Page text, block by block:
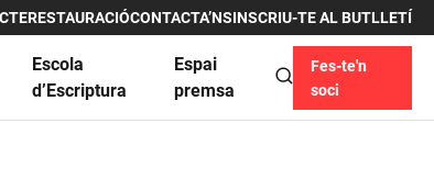
RESTAURACIÓCONTACTA’NSINSCRIU-TE AL BUTLLETÍ
Escola
d’Escriptura
Espai
premsa
Fes-te'n
soci